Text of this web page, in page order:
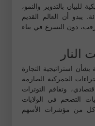
للبيان بالتدوير والنمو،
يبدو أن العالم القديم
دون التسرع في بناء
النار
استراتيجية التجارة
الجمركية الصارمة
وتفاقم التوترات
التضخم في الولايات
كل من مؤشرات الأسهم